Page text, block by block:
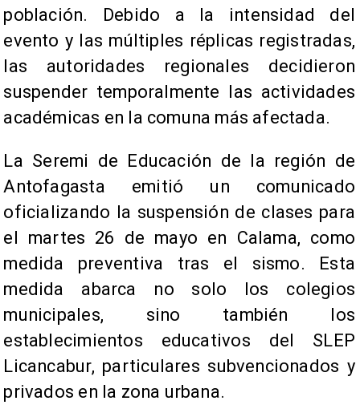
población. Debido a la intensidad del
evento y las múltiples réplicas registradas,
las autoridades regionales decidieron
suspender temporalmente las actividades
académicas en la comuna más afectada.
La Seremi de Educación de la región de
Antofagasta emitió un comunicado
oficializando la suspensión de clases para
el martes 26 de mayo en Calama, como
medida preventiva tras el sismo. Esta
medida abarca no solo los colegios
municipales, sino también los
establecimientos educativos del SLEP
Licancabur, particulares subvencionados y
privados en la zona urbana.